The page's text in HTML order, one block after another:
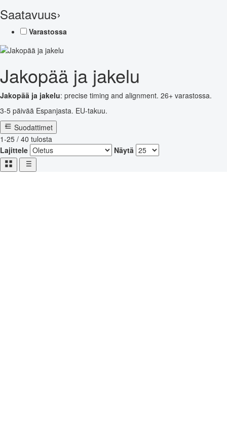
Saatavuus›
Varastossa
Jakopää ja jakelu
Jakopää ja jakelu: precise timing and alignment. 26+ varastossa.
3-5 päivää Espanjasta. EU-takuu.
Suodattimet
1-25 / 40 tulosta
Lajittele
Näytä